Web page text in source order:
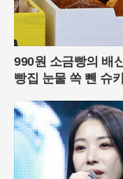
990원 소금빵의 배
빵집 눈물 쏙 뺀 슈